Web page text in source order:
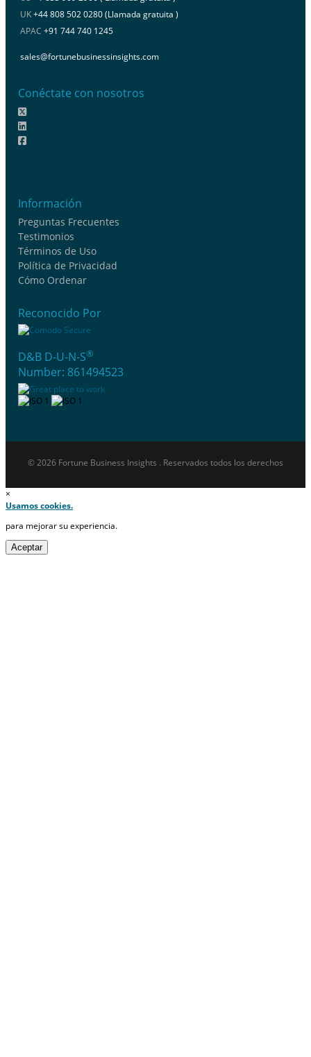
UK+44 808 502 0280 (Llamada gratuita )
APAC +91 744 740 1245
sales@fortunebusinessinsights.com
Conéctate con nosotros
Información
Preguntas Frecuentes
Testimonios
Términos de Uso
Política de Privacidad
Cómo Ordenar
Reconocido Por
D&B D-U-N-S®
Number: 861494523
© 2026 Fortune Business Insights . Reservados todos los derechos
×
Usamos cookies.
para mejorar su experiencia.
Aceptar